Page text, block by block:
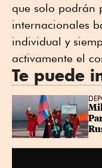
que solo podrán
internacionales
individual y
activamente el
Te puede